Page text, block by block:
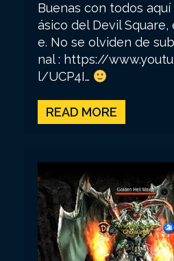
Buenas con todos
ásico del Devil
e. No se olviden de
nal : https://
l/UCP4I…
READ MORE